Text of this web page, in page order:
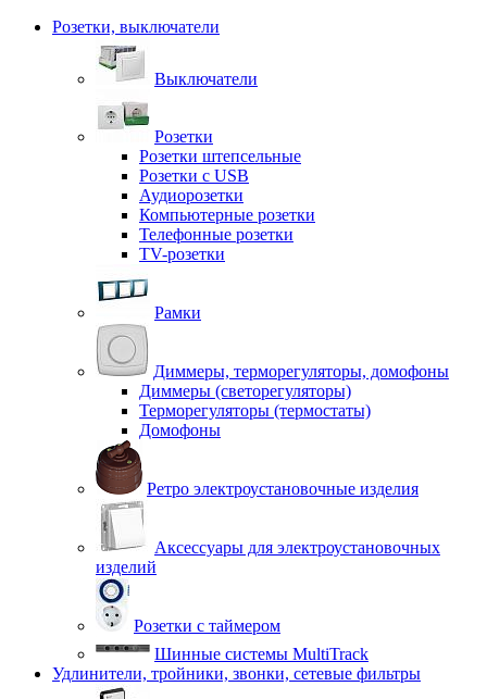
Розетки, выключатели
Выключатели
Розетки
Розетки штепсельные
Розетки с USB
Аудиорозетки
Компьютерные розетки
Телефонные розетки
TV-розетки
Рамки
Диммеры, терморегуляторы, домофоны
Диммеры (светорегуляторы)
Терморегуляторы (термостаты)
Домофоны
Ретро электроустановочные изделия
Аксессуары для электроустановочных
изделий
Розетки с таймером
Шинные системы MultiTrack
Удлинители, тройники, звонки, сетевые фильтры